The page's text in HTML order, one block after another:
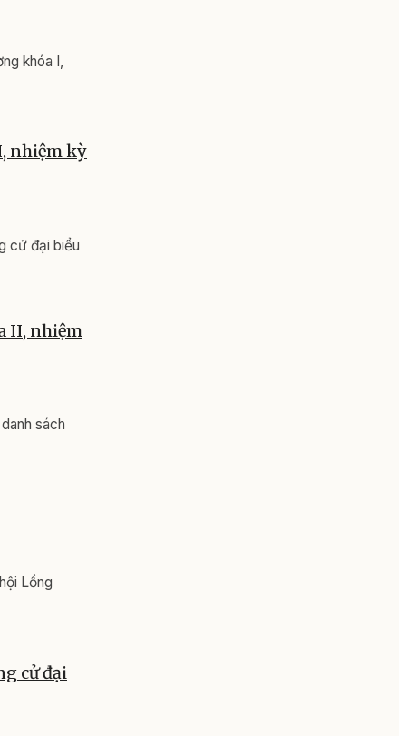
khóa I,
nhiệm kỳ
cử đại biểu
II, nhiệm
sách
Lồng
cử đại